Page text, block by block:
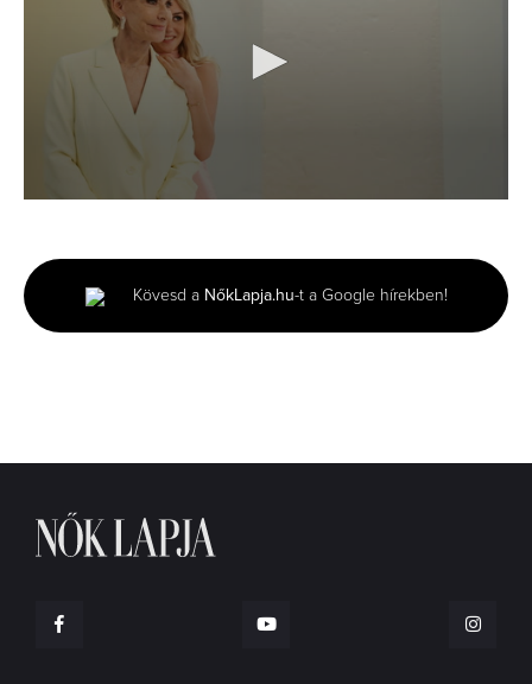
minutes,
51
seconds
Kövesd a NőkLapja.hu-t a Google hírekben!